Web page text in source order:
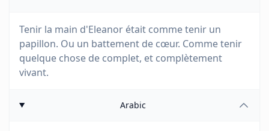
Tenir la main d'Eleanor était comme tenir un
papillon. Ou un battement de cœur. Comme tenir
quelque chose de complet, et complètement
vivant.
Arabic